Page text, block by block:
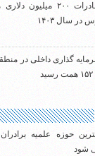
صادرات ۲۰۰ میلیون
در سال ۱۴۰۳
گذاری داخلی در
حوزه علمیه
شود